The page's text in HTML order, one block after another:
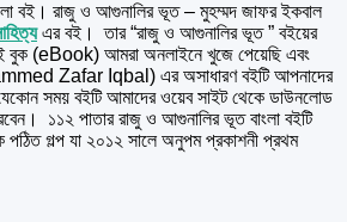
বই। রাজু ও আগুনালির ভূত – মুহম্মদ জাফর ইকবাল
এর বই।
তার “রাজু ও আগুনালির ভূত ” বইয়ের
(eBook) আমরা অনলাইনে খুজে পেয়েছি এবং
Zafar Iqbal) এর অসাধারণ বইটি আপনাদের
সময় বইটি আমাদের ওয়েব সাইট থেকে ডাউনলোড
১১২ পাতার রাজু ও আগুনালির ভূত বাংলা বইটি
গল্প যা ২০১২ সালে অনুপম প্রকাশনী প্রথম